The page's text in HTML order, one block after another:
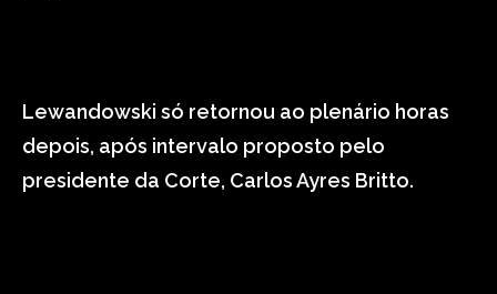
Lewandowski só retornou ao plenário horas
depois, após intervalo proposto pelo
presidente da Corte, Carlos Ayres Britto.